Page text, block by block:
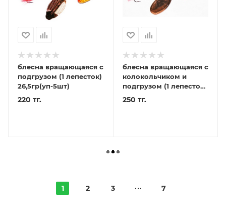
блесна вращающаяся с
подгрузом (1 лепесток)
26,5гр(уп-5шт)
220 тг.
блесна вращающаяся с
колокольчиком и
подгрузом (1 лепесток)
23гр (уп-5шт)
250 тг.
1 2 3 7